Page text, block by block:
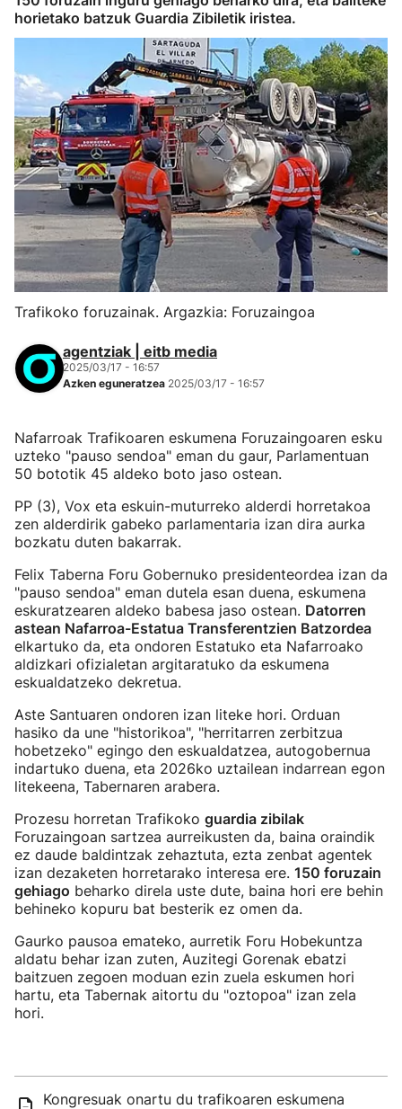
horietako batzuk Guardia Zibiletik iristea.
Trafikoko foruzainak. Argazkia: Foruzaingoa
agentziak | eitb media
2025/03/17 - 16:57
Azken eguneratzea 2025/03/17 - 16:57
Nafarroak Trafikoaren eskumena Foruzaingoaren esku
uzteko "pauso sendoa" eman du gaur, Parlamentuan
50 bototik 45 aldeko boto jaso ostean.
PP (3), Vox eta eskuin-muturreko alderdi horretakoa
zen alderdirik gabeko parlamentaria izan dira aurka
bozkatu duten bakarrak.
Felix Taberna Foru Gobernuko presidenteordea izan da
"pauso sendoa" eman dutela esan duena, eskumena
eskuratzearen aldeko babesa jaso ostean. Datorren
astean Nafarroa-Estatua Transferentzien Batzordea
elkartuko da, eta ondoren Estatuko eta Nafarroako
aldizkari ofizialetan argitaratuko da eskumena
eskualdatzeko dekretua.
Aste Santuaren ondoren izan liteke hori. Orduan
hasiko da une "historikoa", "herritarren zerbitzua
hobetzeko" egingo den eskualdatzea, autogobernua
indartuko duena, eta 2026ko uztailean indarrean egon
litekeena, Tabernaren arabera.
Prozesu horretan Trafikoko guardia zibilak
Foruzaingoan sartzea aurreikusten da, baina oraindik
ez daude baldintzak zehaztuta, ezta zenbat agentek
izan dezaketen horretarako interesa ere. 150 foruzain
gehiago beharko direla uste dute, baina hori ere behin
behineko kopuru bat besterik ez omen da.
Gaurko pausoa emateko, aurretik Foru Hobekuntza
aldatu behar izan zuten, Auzitegi Gorenak ebatzi
baitzuen zegoen moduan ezin zuela eskumen hori
hartu, eta Tabernak aitortu du "oztopoa" izan zela
hori.
Kongresuak onartu du trafikoaren eskumena